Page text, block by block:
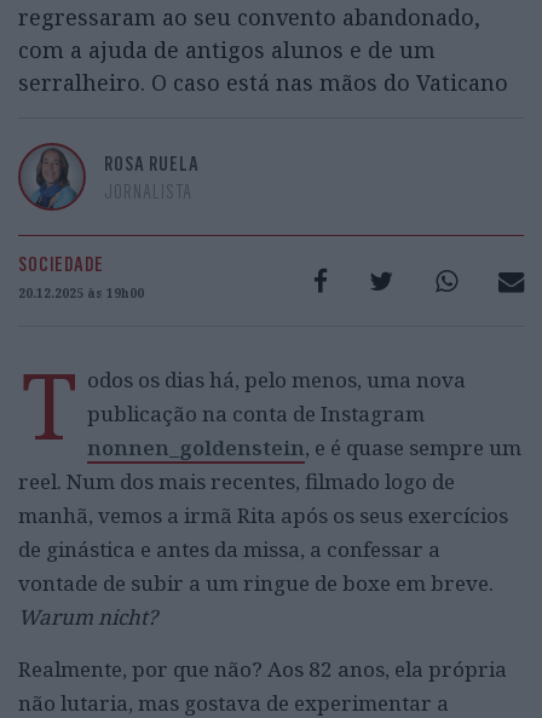
regressaram ao seu convento abandonado,
com a ajuda de antigos alunos e de um
serralheiro. O caso está nas mãos do Vaticano
ROSA RUELA
JORNALISTA
SOCIEDADE
20.12.2025 às 19h00
T odos os dias há, pelo menos, uma nova
publicação na conta de Instagram
nonnen_goldenstein, e é quase sempre um
reel. Num dos mais recentes, filmado logo de
manhã, vemos a irmã Rita após os seus exercícios
de ginástica e antes da missa, a confessar a
vontade de subir a um ringue de boxe em breve.
Warum nicht?
Realmente, por que não? Aos 82 anos, ela própria
não lutaria, mas gostava de experimentar a